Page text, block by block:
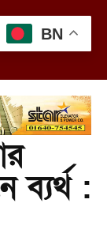
ব্যর্থ :
BN